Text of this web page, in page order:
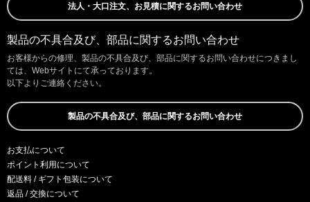
法人・大口注文、お見積に関するお問い合わせ
製品の不具合及び、部品に関するお問い合わせ
お客様からの修理、製品の不具合及び、部品に関するお問い合わせにつきまし
ては、Webサイトにて承っております。
以下よりご連絡ください。
製品の不具合及び、部品に関するお問い合わせ
お支払について
ポイント利用について
配送料 / ギフト包装について
返品 / 交換について